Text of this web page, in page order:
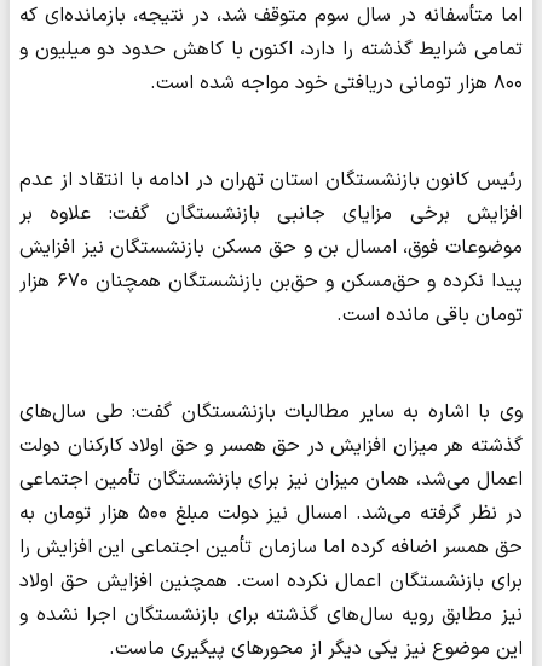
اما متأسفانه در سال سوم متوقف شد، در نتیجه، بازمانده‌ای که
تمامی شرایط گذشته را دارد، اکنون با کاهش حدود دو میلیون و
۸۰۰ هزار تومانی دریافتی خود مواجه شده است.
رئیس کانون بازنشستگان استان تهران در ادامه با انتقاد از عدم
افزایش برخی مزایای جانبی بازنشستگان گفت: علاوه بر
موضوعات فوق، امسال بن و حق مسکن بازنشستگان نیز افزایش
پیدا نکرده و حق‌مسکن و حق‌بن بازنشستگان همچنان ۶۷۰ هزار
تومان باقی مانده است.
وی با اشاره به سایر مطالبات بازنشستگان گفت: طی سال‌های
گذشته هر میزان افزایش در حق همسر و حق اولاد کارکنان دولت
اعمال می‌شد، همان میزان نیز برای بازنشستگان تأمین اجتماعی
در نظر گرفته می‌شد. امسال نیز دولت مبلغ ۵۰۰ هزار تومان به
حق همسر اضافه کرده اما سازمان تأمین اجتماعی این افزایش را
برای بازنشستگان اعمال نکرده است. همچنین افزایش حق اولاد
نیز مطابق رویه سال‌های گذشته برای بازنشستگان اجرا نشده و
این موضوع نیز یکی دیگر از محورهای پیگیری ماست.